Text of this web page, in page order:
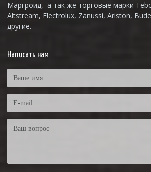
Маргроид, а так же торговые марки
Altstream, Electrolux, Zanussi, Ariston,
другие.
Написать нам